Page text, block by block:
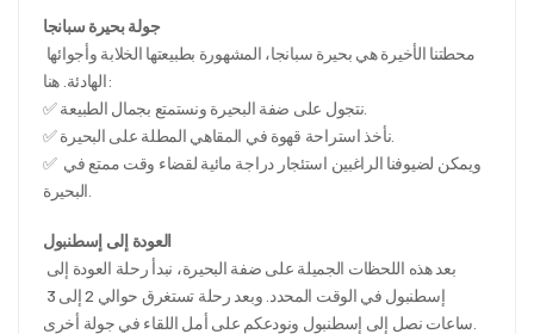
جولة بحيرة سبانجا
الهادئة. هنا:
✅ ويمكن لضيوفنا الراغبين استئجار دراجة مائية لقضاء وقت ممتع في
العودة إلى إسطنبول